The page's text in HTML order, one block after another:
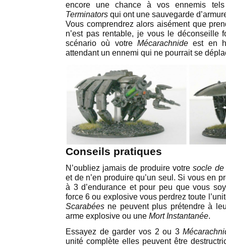
encore une chance à vos ennemis
Terminators qui ont une sauvegarde
Vous comprendrez alors aisément que
n’est pas rentable, je vous le déconseille
scénario où votreMécarachnideest en
attendant un ennemi qui ne pourrait se
Conseils pratiques
N’oubliez jamais de produire votresocle de
et de n’en produire qu’un seul. Si vous en
à 3 d’endurance et pour peu que vous
force 6 ou explosive vous perdrez toute
Scarabées ne peuvent plus prétendre à
arme explosive ou une Mort Instantanée.
Essayez de garder vos 2 ou 3
unité complète elles peuvent être